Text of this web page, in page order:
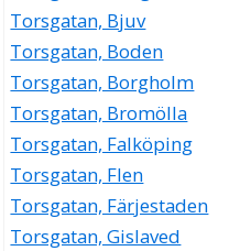
Torsgatan, Bjuv
Torsgatan, Boden
Torsgatan, Borgholm
Torsgatan, Bromölla
Torsgatan, Falköping
Torsgatan, Flen
Torsgatan, Färjestaden
Torsgatan, Gislaved